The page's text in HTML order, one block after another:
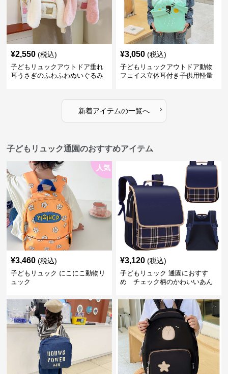
¥2,550 (税込)
子どもリュックアウトドア垂れ
耳うさぎのふわふわぬいぐるみ
¥3,050 (税込)
子どもリュックアウトドア動物
フェイス立体耳付き子供用軽量
新着アイテムの一覧へ ›
子どもリュック通園のおすすめアイテム
人気
¥3,460 (税込)
子どもリュック にこにこ動物リ
ュック
¥3,120 (税込)
子どもリュック 通園におすす
め チェック柄のかわいいあん